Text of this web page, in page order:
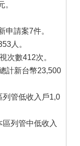
。
申請案7件。
人。
次數412次。
計新台幣23,500
列管低收入戶1,0
列管中低收入